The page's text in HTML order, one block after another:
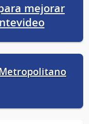
mejorar